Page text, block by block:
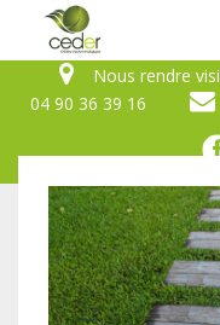
Nous rendre
04 90 36 39 16